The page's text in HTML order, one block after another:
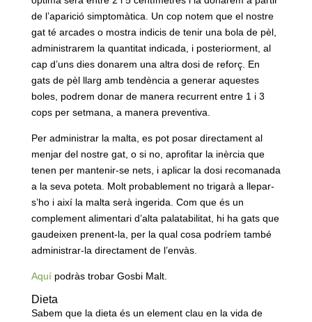
de l’aparició simptomàtica. Un cop notem que el nostre
gat té arcades o mostra indicis de tenir una bola de pèl,
administrarem la quantitat indicada, i posteriorment, al
cap d’uns dies donarem una altra dosi de reforç. En
gats de pèl llarg amb tendència a generar aquestes
boles, podrem donar de manera recurrent entre 1 i 3
cops per setmana, a manera preventiva.
Per administrar la malta, es pot posar directament al
menjar del nostre gat, o si no, aprofitar la inèrcia que
tenen per mantenir-se nets, i aplicar la dosi recomanada
a la seva poteta. Molt probablement no trigarà a llepar-
s’ho i així la malta serà ingerida. Com que és un
complement alimentari d’alta palatabilitat, hi ha gats que
gaudeixen prenent-la, per la qual cosa podríem també
administrar-la directament de l’envàs.
Aquípodràs trobar Gosbi Malt.
Dieta
Sabem que la dieta és un element clau en la vida de